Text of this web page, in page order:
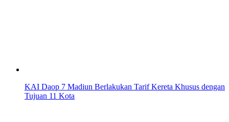
KAI Daop 7 Madiun Berlakukan Tarif Kereta Khusus dengan
Tujuan 11 Kota